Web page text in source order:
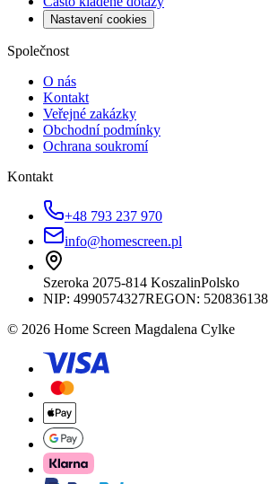
Nastavení cookies
Společnost
O nás
Kontakt
Veřejné zakázky
Obchodní podmínky
Ochrana soukromí
Kontakt
+48 793 237 970
info@homescreen.pl
Szeroka 2075-814 KoszalinPolsko
NIP: 4990574327REGON: 520836138
© 2026 Home Screen Magdalena Cylke